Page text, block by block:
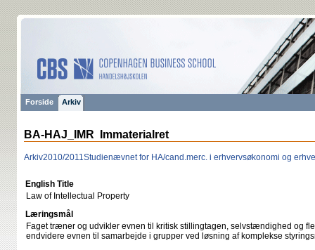
Forside Arkiv
BA-HAJ_IMR Immaterialret
Arkiv2010/2011Studienævnet for HA/cand.merc. i erhvervsøkonomi og
English Title
Law of Intellectual Property
Læringsmål
Faget træner og udvikler evnen til kritisk stillingtagen, selvstændighed og
endvidere evnen til samarbejde i grupper ved løsning af komplekse